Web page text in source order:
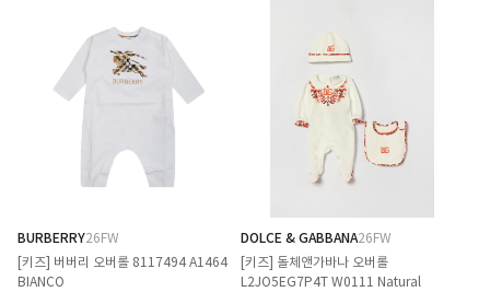
BURBERRY26FW
[키즈] 버버리 오버롤 8117494 A1464
BIANCO
DOLCE & GABBANA26FW
[키즈] 돌체앤가바나 오버롤
L2JO5EG7P4T W0111 Natural